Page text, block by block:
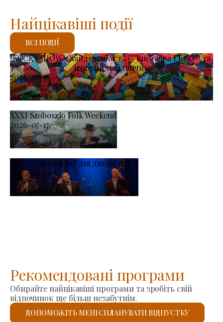
KOCKASHOW у Хайдушобосло — виставка LEGO® та
ігровий майданчик
2026-07-11
-
2026-08-23
XXXI Szoboszlo Folk Weekend
2026-07-17
-
2026-07-19
XXXI. Соболівські дні диксиленду
2026-08-21
-
2026-08-23
Найцікавіші події
ВСІ ПОДІЇ
Рекомендовані програми
Обирайте найцікавіші програми та зробіть свій
відпочинок ще більш незабутнім.
ДОПОМОЖІТЬ МЕНІ СПЛАНУВАТИ ВІДПУСТКУ